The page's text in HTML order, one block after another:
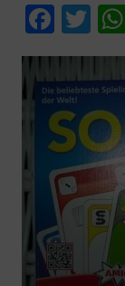
F
a
c
e
b
o
o
k
T
w
itt
er